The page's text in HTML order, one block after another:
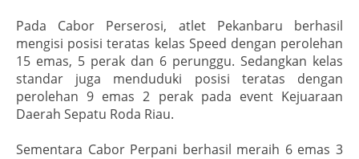
Pada Cabor Perserosi, atlet Pekanbaru berhasil
mengisi posisi teratas kelas Speed dengan perolehan
15 emas, 5 perak dan 6 perunggu. Sedangkan kelas
standar juga menduduki posisi teratas dengan
perolehan 9 emas 2 perak pada event Kejuaraan
Daerah Sepatu Roda Riau.
Sementara Cabor Perpani berhasil meraih 6 emas 3